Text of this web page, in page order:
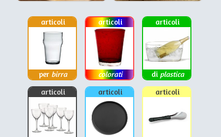
articoli
per birra
articoli
colorati
articoli
di plastica
articoli
articoli articoli